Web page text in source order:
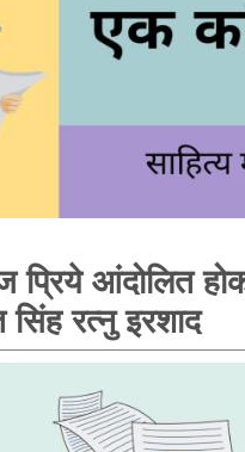
आंदोलित
सिंह रत्नु इरशाद